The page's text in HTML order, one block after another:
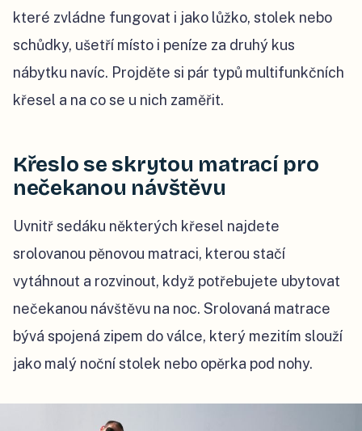
které zvládne fungovat i jako lůžko, stolek nebo
schůdky, ušetří místo i peníze za druhý kus
nábytku navíc. Projděte si pár typů multifunkčních
křesel a na co se u nich zaměřit.
Křeslo se skrytou matrací pro
nečekanou návštěvu
Uvnitř sedáku některých křesel najdete
srolovanou pěnovou matraci, kterou stačí
vytáhnout a rozvinout, když potřebujete ubytovat
nečekanou návštěvu na noc. Srolovaná matrace
bývá spojená zipem do válce, který mezitím slouží
jako malý noční stolek nebo opěrka pod nohy.